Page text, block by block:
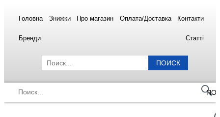
Головна Знижки Про магазин Оплата/Доставка Контакти
Бренди Статті
ПОИСК